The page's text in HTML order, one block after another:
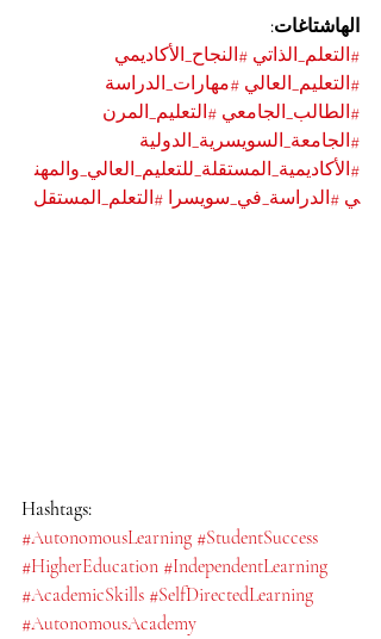
الهاشتاغات:
#التعلم_الذاتي #النجاح_الأكاديمي
#التعليم_العالي #مهارات_الدراسة
#الطالب_الجامعي #التعليم_المرن
#الجامعة_السويسرية_الدولية
#الأكاديمية_المستقلة_للتعليم_العالي_والمهن
ي #الدراسة_في_سويسرا #التعلم_المستقل
Hashtags:
#AutonomousLearning #StudentSuccess
#HigherEducation #IndependentLearning
#AcademicSkills #SelfDirectedLearning
#AutonomousAcademy